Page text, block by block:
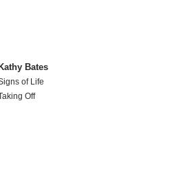
Kathy Bates
of Life
Off